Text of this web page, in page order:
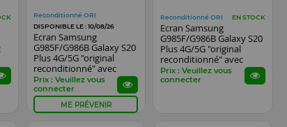
Reconditionné ORI
DISPONIBLE LE : 10/08/26
Ecran Samsung
G985F/G986B Galaxy S20
Plus 4G/5G "original
reconditionné" avec
chassis blanc
Prix : Veuillez vous
connecter
ME PRÉVENIR
Reconditionné ORI EN STOCK
Ecran Samsung
G985F/G986B Galaxy S20
Plus 4G/5G "original
reconditionné" avec
chassis noir
Prix : Veuillez vous
connecter